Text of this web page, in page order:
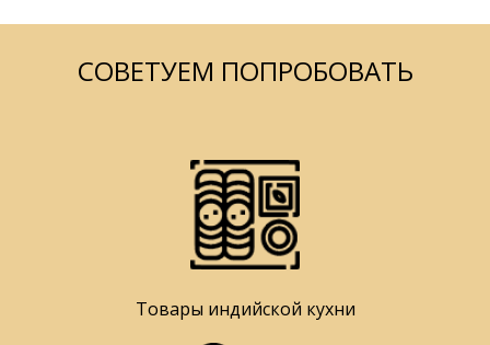
СОВЕТУЕМ ПОПРОБОВАТЬ
Товары индийской кухни